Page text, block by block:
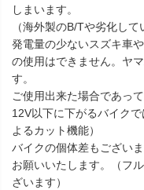
しまいます。
（海外製のB/Tや劣化して
発電量の少ないスズキ車
の使用はできません。ヤ
す。
ご使用出来た場合であっ
12V以下に下がるバイク
よるカット機能）
バイクの個体差もござい
お願いいたします。（フ
ざいます）